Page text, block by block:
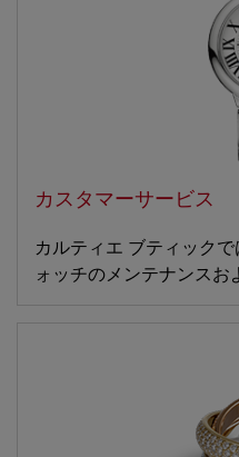
カスタマーサービス
カルティエ ブティック
ォッチのメンテナンスお